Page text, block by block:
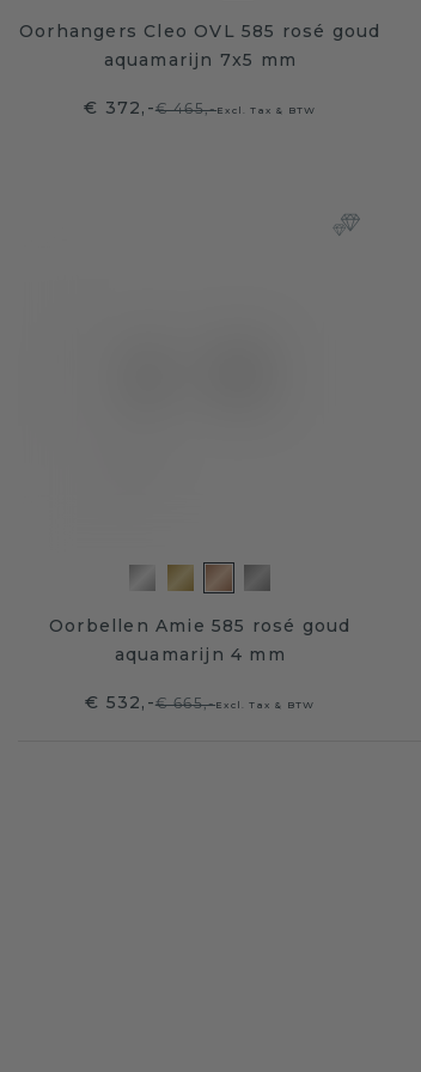
Oorhangers Cleo OVL 585 rosé goud
aquamarijn 7x5 mm
€ 372,-€ 465,-Excl. Tax & BTW
Oorbellen Amie 585 rosé goud
aquamarijn 4 mm
€ 532,-€ 665,-Excl. Tax & BTW